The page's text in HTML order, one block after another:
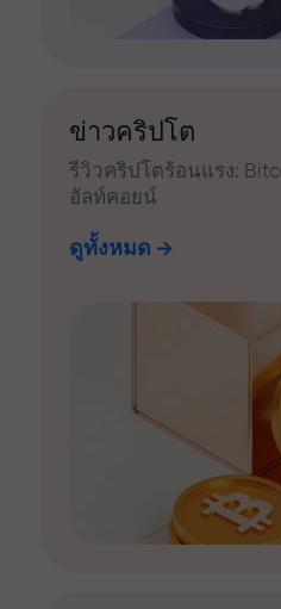
ข่าวคริปโต
รีวิวคริปโตร้อนแรง:
อัลท์คอยน์
ดูทั้งหมด